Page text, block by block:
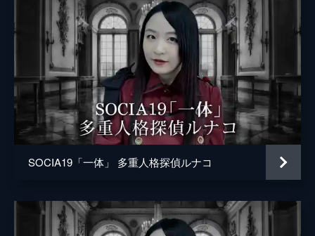
SOCIA19「一体」 多重人格探偵ルナコ